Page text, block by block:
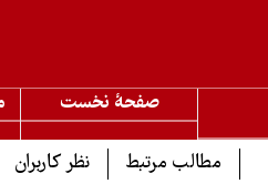
صفحۀ نخست
مطالب مرتبط
نظر کاربران